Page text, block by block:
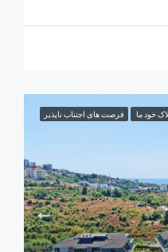
های اجتناب ناپذیر